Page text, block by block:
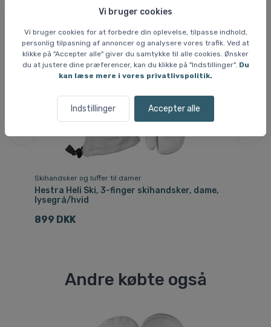
Vi bruger cookies
Vi bruger cookies for at forbedre din oplevelse, tilpasse indhold,
personlig tilpasning af annoncer og analysere vores trafik. Ved at
klikke på "Accepter alle" giver du samtykke til alle cookies. Ønsker
du at justere dine præferencer, kan du klikke på "Indstillinger". Du
kan læse mere i vores privatlivspolitik.
Indstillinger Accepter alle
Skihandsker og luffer til damer
Hestra Heli Ski, 3-finger skihandsker, dame,
lysegrå/hvid
899 DKK
Andre købte også